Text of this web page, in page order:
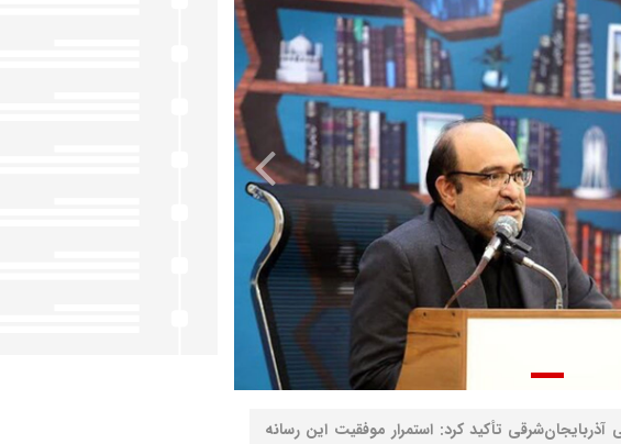
تأکید کرد: استمرار موفقیت این رسانه